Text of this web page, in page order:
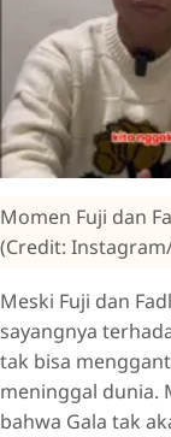
Momen Fuji dan
(Credit:
Meski Fuji dan
sayangnya
tak bisa
meninggal dunia.
bahwa Gala tak